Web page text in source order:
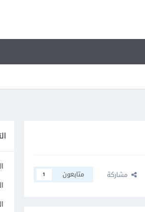
مشاركة متابعون 1